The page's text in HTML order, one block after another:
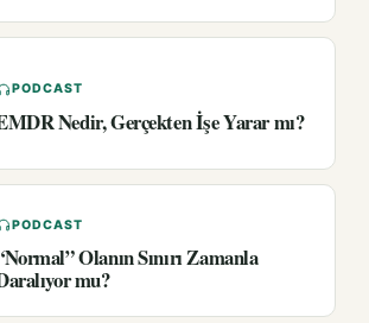
PODCAST
Nedir, Gerçekten İşe Yarar mı?
PODCAST
Olanın Sınırı Zamanla
mu?